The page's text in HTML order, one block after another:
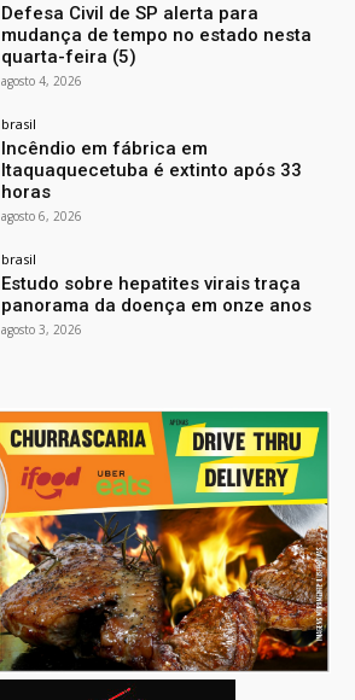
Defesa Civil de SP alerta para
mudança de tempo no estado nesta
quarta-feira (5)
agosto 4, 2026
brasil
Incêndio em fábrica em
Itaquaquecetuba é extinto após 33
horas
agosto 6, 2026
brasil
Estudo sobre hepatites virais traça
panorama da doença em onze anos
agosto 3, 2026